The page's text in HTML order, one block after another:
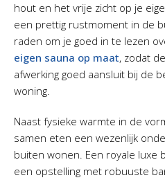
hout en het vrije zicht op je
een prettig rustmoment in de
raden om je goed in te lezen
eigen sauna op maat, zodat
afwerking goed aansluit bij de
woning.
Naast fysieke warmte in de
samen eten een wezenlijk
buiten wonen. Een royale luxe
een opstelling met robuuste